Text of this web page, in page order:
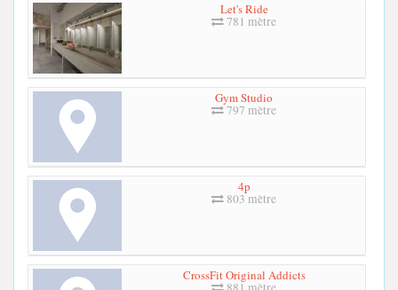
Let's Ride
781 mètre
Gym Studio
797 mètre
4p
803 mètre
CrossFit Original Addicts